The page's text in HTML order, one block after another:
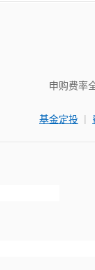
申购费率
基金定投 |